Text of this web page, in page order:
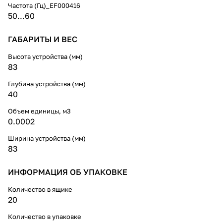
Частота (Гц)_EF000416
50...60
ГАБАРИТЫ И ВЕС
Высота устройства (мм)
83
Глубина устройства (мм)
40
Объем единицы, м3
0.0002
Ширина устройства (мм)
83
ИНФОРМАЦИЯ ОБ УПАКОВКЕ
Количество в ящике
20
Количество в упаковке